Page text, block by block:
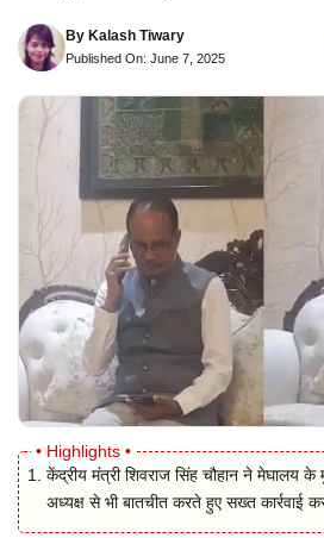
By Kalash Tiwary
Published On: June 7, 2025
केंद्रीय मंत्री शिवराज सिंह चौहान ने मेघालय
अध्यक्ष से भी बातचीत करते हुए सख्त कार्रवाई